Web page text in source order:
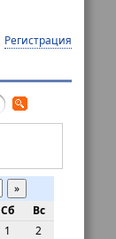
Регистрация
»
Сб
Вс
1
2